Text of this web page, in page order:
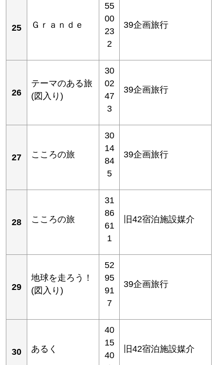
25 Ｇｒａｎｄｅ
55
00
23
2
39企画旅行
26
テーマのある旅
(図入り)
30
02
47
3
39企画旅行
27 こころの旅
30
14
84
5
39企画旅行
28 こころの旅
31
86
61
1
旧42宿泊施設媒介
29
地球を走ろう！
(図入り)
52
95
91
7
39企画旅行
30 あるく
40
15
40
旧42宿泊施設媒介